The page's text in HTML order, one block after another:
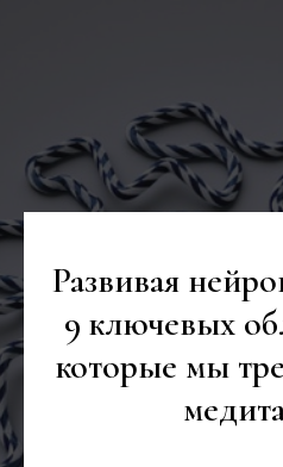
Развивая
9 ключевых
которые мы